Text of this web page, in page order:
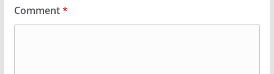
Comment*